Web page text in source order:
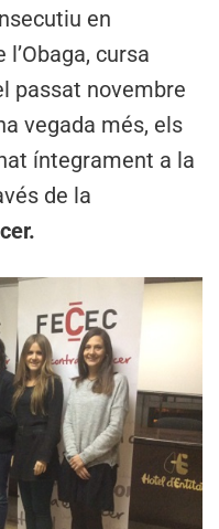
en
cursa
passat novembre
vegada més, els
íntegrament a la
de la